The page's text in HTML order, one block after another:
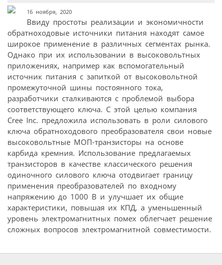
16 ноября, 2020
Ввиду простоты реализации и экономичности
обратноходовые источники питания находят самое
широкое применение в различных сегментах рынка.
Однако при их использовании в высоковольтных
приложениях, например как вспомогательный
источник питания с запиткой от высоковольтной
промежуточной шины постоянного тока,
разработчики сталкиваются с проблемой выбора
соответствующего ключа. С этой целью компания
Cree Inc. предложила использовать в роли силового
ключа обратноходового преобразователя свои новые
высоковольтные МОП-транзисторы на основе
карбида кремния. Использование предлагаемых
транзисторов в качестве классического решения
одиночного силового ключа отодвигает границу
применения преобразователей по входному
напряжению до 1000 В и улучшает их общие
характеристики, повышая их КПД, а уменьшенный
уровень электромагнитных помех облегчает решение
сложных вопросов электромагнитной совместимости.